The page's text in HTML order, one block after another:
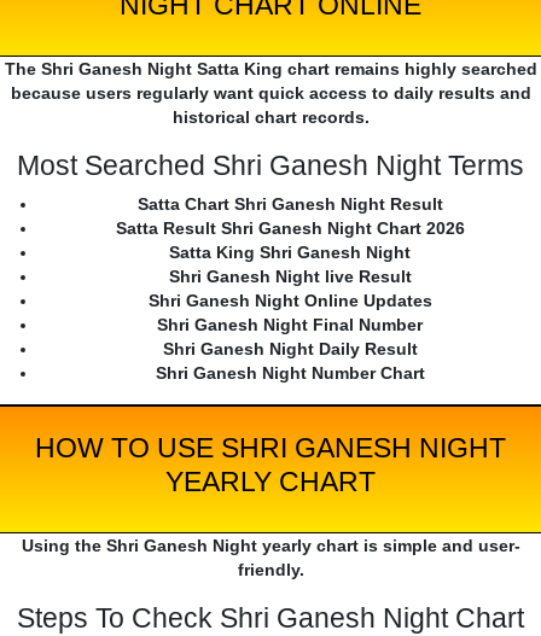
The Shri Ganesh Night Satta King chart remains highly searched
because users regularly want quick access to daily results and
historical chart records.
Most Searched Shri Ganesh Night Terms
Satta Chart Shri Ganesh Night Result
Satta Result Shri Ganesh Night Chart 2026
Satta King Shri Ganesh Night
Shri Ganesh Night live Result
Shri Ganesh Night Online Updates
Shri Ganesh Night Final Number
Shri Ganesh Night Daily Result
Shri Ganesh Night Number Chart
HOW TO USE SHRI GANESH NIGHT
YEARLY CHART
Using the Shri Ganesh Night yearly chart is simple and user-
friendly.
Steps To Check Shri Ganesh Night Chart